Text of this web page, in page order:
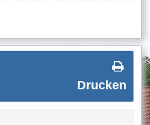
Drucken